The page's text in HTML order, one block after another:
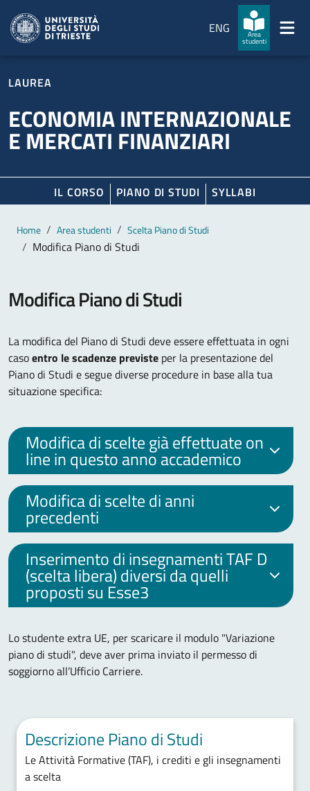
ENG
Area
studenti
LAUREA
ECONOMIA INTERNAZIONALE
E MERCATI FINANZIARI
IL CORSO PIANO DI STUDI SYLLABI
Contenuto principale
Breadcrumb
Home Area studenti Scelta Piano di Studi
Modifica Piano di Studi
Modifica Piano di Studi
La modifica del Piano di Studi deve essere effettuata in ogni
casoentro le scadenze previste per la presentazione del
Piano di Studi e segue diverse procedure in base alla tua
situazione specifica:
Modifica di scelte già effettuate on
line in questo anno accademico
Modifica di scelte di anni
precedenti
Inserimento di insegnamenti TAF D
(scelta libera) diversi da quelli
proposti su Esse3
Lo studente extra UE, per scaricare il modulo "Variazione
piano di studi", deve aver prima inviato il permesso di
soggiorno all’Ufficio Carriere.
Descrizione Piano di Studi
Le Attività Formative (TAF), i crediti e gli insegnamenti
a scelta